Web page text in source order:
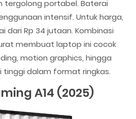
tergolong portabel. Baterai
intensif. Untuk harga,
dari Rp 34 jutaan. Kombinasi
membuat laptop ini cocok
motion graphics, hingga
tinggi dalam format ringkas.
A14 (2025)